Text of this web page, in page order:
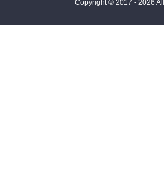
Copyright © 2017 - 2026